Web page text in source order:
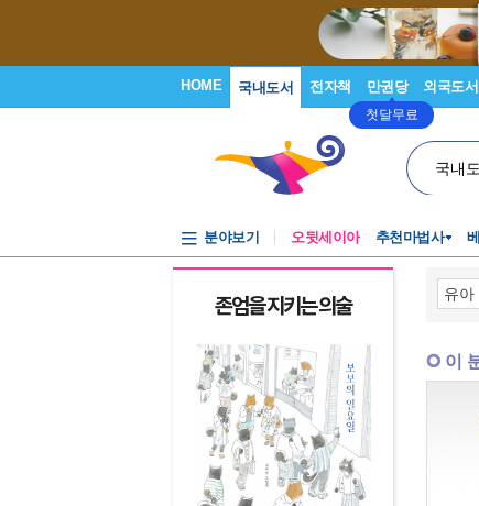
HOME 국내도서 전자책 만권당
첫달무료
외국도서
국내
분야보기 오뒷세이아 추천마법사
존엄을 지키는 의술 김지은 번
이